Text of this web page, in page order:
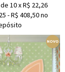
10xR$ 22,26
-R$ 408,50no